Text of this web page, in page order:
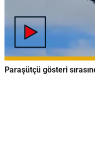
Paraşütçü gösteri